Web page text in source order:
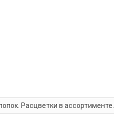
Расцветки в ассортименте.